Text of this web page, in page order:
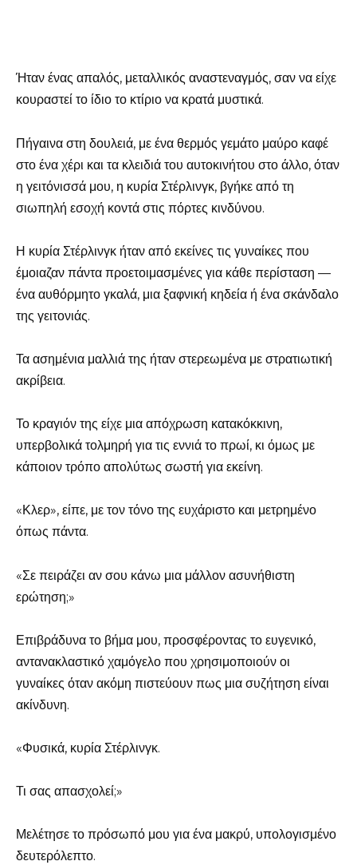
Ήταν ένας απαλός, μεταλλικός αναστεναγμός, σαν να είχε
κουραστεί το ίδιο το κτίριο να κρατά μυστικά.
Πήγαινα στη δουλειά, με ένα θερμός γεμάτο μαύρο καφέ
στο ένα χέρι και τα κλειδιά του αυτοκινήτου στο άλλο, όταν
η γειτόνισσά μου, η κυρία Στέρλινγκ, βγήκε από τη
σιωπηλή εσοχή κοντά στις πόρτες κινδύνου.
Η κυρία Στέρλινγκ ήταν από εκείνες τις γυναίκες που
έμοιαζαν πάντα προετοιμασμένες για κάθε περίσταση —
ένα αυθόρμητο γκαλά, μια ξαφνική κηδεία ή ένα σκάνδαλο
της γειτονιάς.
Τα ασημένια μαλλιά της ήταν στερεωμένα με στρατιωτική
ακρίβεια.
Το κραγιόν της είχε μια απόχρωση κατακόκκινη,
υπερβολικά τολμηρή για τις εννιά το πρωί, κι όμως με
κάποιον τρόπο απολύτως σωστή για εκείνη.
«Κλερ», είπε, με τον τόνο της ευχάριστο και μετρημένο
όπως πάντα.
«Σε πειράζει αν σου κάνω μια μάλλον ασυνήθιστη
ερώτηση;»
Επιβράδυνα το βήμα μου, προσφέροντας το ευγενικό,
αντανακλαστικό χαμόγελο που χρησιμοποιούν οι
γυναίκες όταν ακόμη πιστεύουν πως μια συζήτηση είναι
ακίνδυνη.
«Φυσικά, κυρία Στέρλινγκ.
Τι σας απασχολεί;»
Μελέτησε το πρόσωπό μου για ένα μακρύ, υπολογισμένο
δευτερόλεπτο.